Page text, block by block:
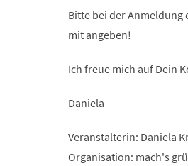
Bitte bei der Anmeldung
mit angeben!
Ich freue mich auf Dein
Daniela
Veranstalterin: Daniela
Organisation: mach's